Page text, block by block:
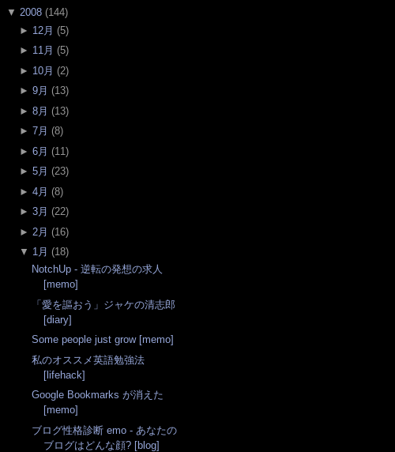
▼ 2008 (144)
► 12月 (5)
► 11月 (5)
► 10月 (2)
► 9月 (13)
► 8月 (13)
► 7月 (8)
► 6月 (11)
► 5月 (23)
► 4月 (8)
► 3月 (22)
► 2月 (16)
▼ 1月 (18)
NotchUp - 逆転の発想の求人
[memo]
「愛を謳おう」ジャケの清志郎
[diary]
Some people just grow [memo]
私のオススメ英語勉強法
[lifehack]
Google Bookmarks が消えた
[memo]
ブログ性格診断 emo - あなたの
ブログはどんな顔? [blog]